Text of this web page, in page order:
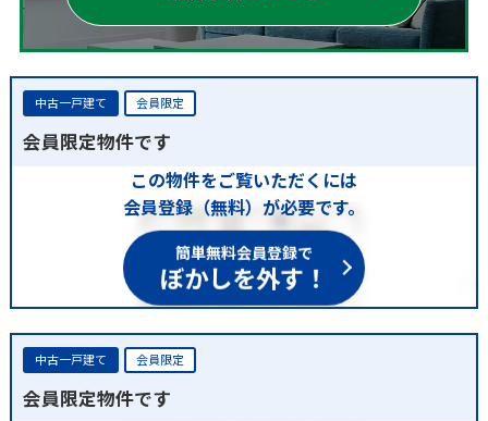
中古一戸建て 会員限定
会員限定物件です
この物件をご覧いただくには
会員登録（無料）が必要です。
簡単無料会員登録で
ぼかしを外す！
中古一戸建て 会員限定
会員限定物件です